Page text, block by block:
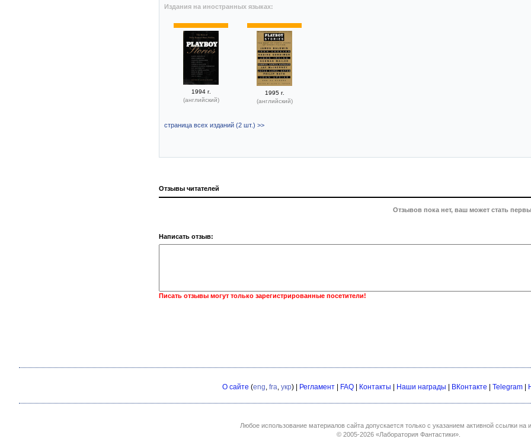
Издания на иностранных языках:
1994 г.
(английский)
1995 г.
(английский)
страница всех изданий (2 шт.) >>
Отзывы читателей
Отзывов пока нет, ваш может стать
Написать отзыв:
Писать отзывы могут только зарегистрированные посетители!
О сайте (eng, fra, укр) | Регламент FAQ Контакты Наши награды ВКонтакте Telegram
Любое использование материалов сайта допускается только с указанием активной ссылки на
© 2005-2026 «Лаборатория Фантастики».